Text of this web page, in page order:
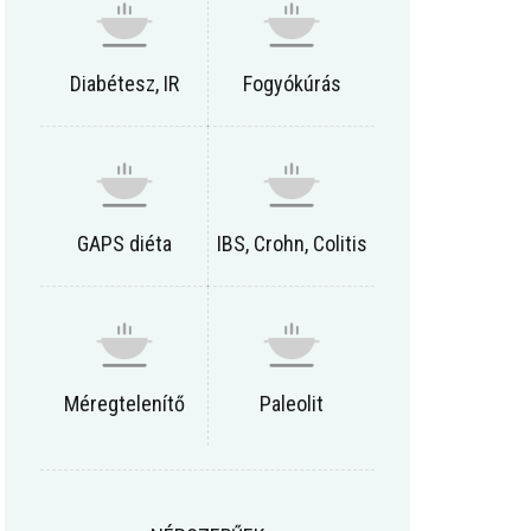
Diabétesz, IR Fogyókúrás
GAPS diéta IBS, Crohn, Colitis
Méregtelenítő Paleolit